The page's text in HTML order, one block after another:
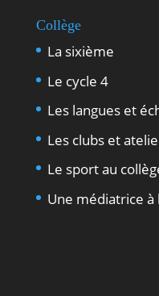
Collège
La sixième
Le cycle 4
Les langues et
Les clubs et
Le sport au
Une médiatrice à